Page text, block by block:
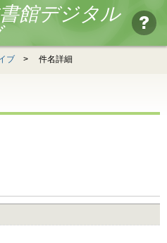
館デジタル
ブ > 件名詳細